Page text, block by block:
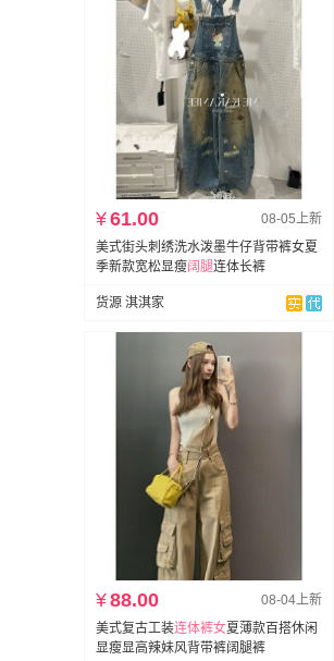
08-05上新
¥61.00
美式街头刺绣洗水泼墨牛仔背带裤女夏
季新款宽松显瘦阔腿连体长裤
货源 淇淇家
08-04上新
¥88.00
美式复古工装连体裤女夏薄款百搭休闲
显瘦显高辣妹风背带裤阔腿裤